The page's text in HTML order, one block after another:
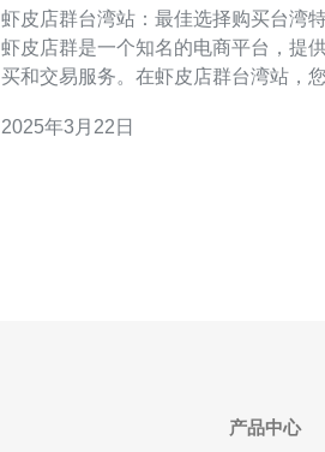
虾皮店群台湾站：最佳选择购买台湾
虾皮店群是一个知名的电商平台，提
买和交易服务。在虾皮店群台湾站，
其丰富的文化和独特的地理环境而闻
2025年3月22日
产品中心